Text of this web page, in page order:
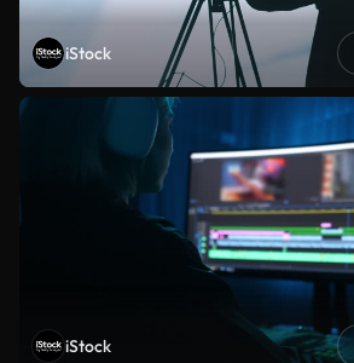
iStock
iStock